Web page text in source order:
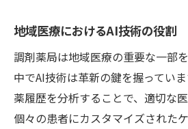
薬剤師の負担軽減への取
在庫管理の自動化とその
AIと連携する在庫管理の
配送回数削減を乗り越える調
例
地域医療におけるAI技術の役割
調剤薬局は地域医療の重要な一部
中でAI技術は革新の鍵を握ってい
薬履歴を分析することで、適切な
個々の患者にカスタマイズされた